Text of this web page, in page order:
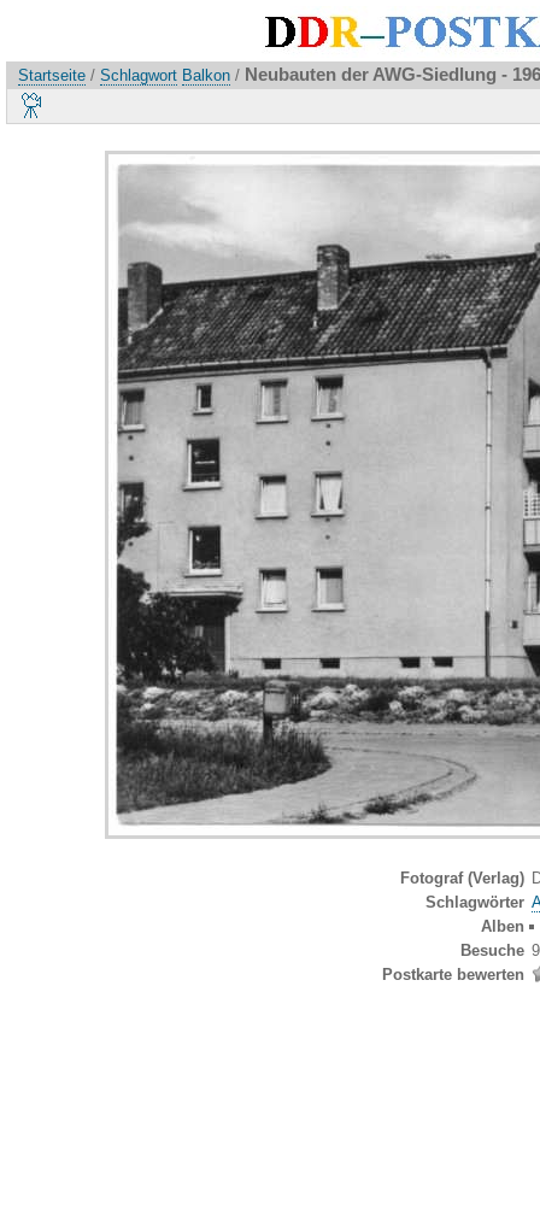
Startseite / Schlagwort Balkon / Neubauten der AWG-Siedlung -
Fotograf (Verlag)
Schlagwörter
Alben
Besuche
Postkarte bewerten